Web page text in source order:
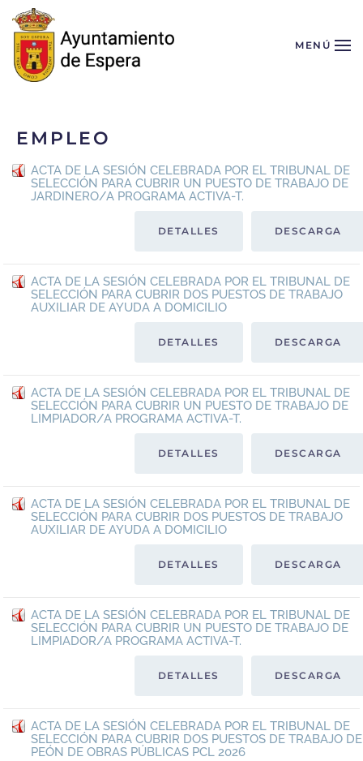
Skip to main content MENÚ
EMPLEO
ACTA DE LA SESIÓN CELEBRADA POR EL TRIBUNAL DE
SELECCIÓN PARA CUBRIR UN PUESTO DE TRABAJO DE
JARDINERO/A PROGRAMA ACTIVA-T.
DESCARGA
DETALLES
ACTA DE LA SESIÓN CELEBRADA POR EL TRIBUNAL DE
SELECCIÓN PARA CUBRIR DOS PUESTOS DE TRABAJO
AUXILIAR DE AYUDA A DOMICILIO
DESCARGA
DETALLES
ACTA DE LA SESIÓN CELEBRADA POR EL TRIBUNAL DE
SELECCIÓN PARA CUBRIR UN PUESTO DE TRABAJO DE
LIMPIADOR/A PROGRAMA ACTIVA-T.
DESCARGA
DETALLES
ACTA DE LA SESIÓN CELEBRADA POR EL TRIBUNAL DE
SELECCIÓN PARA CUBRIR DOS PUESTOS DE TRABAJO
AUXILIAR DE AYUDA A DOMICILIO
DESCARGA
DETALLES
ACTA DE LA SESIÓN CELEBRADA POR EL TRIBUNAL DE
SELECCIÓN PARA CUBRIR UN PUESTO DE TRABAJO DE
LIMPIADOR/A PROGRAMA ACTIVA-T.
DESCARGA
DETALLES
ACTA DE LA SESIÓN CELEBRADA POR EL TRIBUNAL DE
SELECCIÓN PARA CUBRIR DOS PUESTOS DE TRABAJO DE
PEÓN DE OBRAS PÚBLICAS PCL 2026